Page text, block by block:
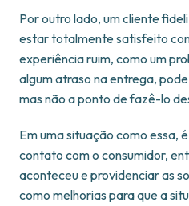
Por outro lado, um cliente
estar totalmente satisfeito
experiência ruim, como um
algum atraso na entrega,
mas não a ponto de fazê-lo
Em uma situação como essa,
contato com o consumidor,
aconteceu e providenciar as
como melhorias para que a